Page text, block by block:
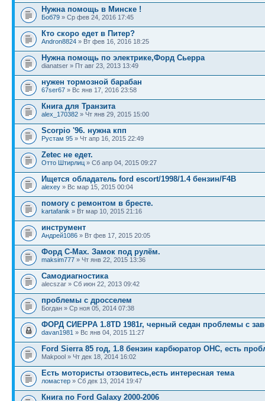
Нужна помощь в Минске !
Боб79 » Ср фев 24, 2016 17:45
Кто скоро едет в Питер?
Andron8824 » Вт фев 16, 2016 18:25
Нужна помощь по электрике,Форд Сьерра
dianatser » Пт авг 23, 2013 13:49
нужен тормозной барабан
67ser67 » Вс янв 17, 2016 23:58
Книга для Транзита
alex_170382 » Чт янв 29, 2015 15:00
Scorpio '96. нужна кпп
Рустам 95 » Чт апр 16, 2015 22:49
Zetec не едет.
Отто Штирлиц » Сб апр 04, 2015 09:27
Ищется обладатель ford escort/1998/1.4 бензин/F4B
alexey » Вс мар 15, 2015 00:04
помогу с ремонтом в бресте.
kartafanik » Вт мар 10, 2015 21:16
инструмент
Андрей1086 » Вт фев 17, 2015 20:05
Форд С-Max. Замок под рулём.
maksim777 » Чт янв 22, 2015 13:36
Самодиагностика
alecszar » Сб июн 22, 2013 09:42
проблемы с дросселем
Богдан » Ср ноя 05, 2014 07:38
ФОРД СИЕРРА 1.8TD 1981г, черный седан проблемы с
davan1981 » Вс янв 04, 2015 11:27
Ford Sierra 85 год, 1.8 бензин карбюратор OHC, есть
Makpool » Чт дек 18, 2014 16:02
Есть мотористы отзовитесь,есть интересная тема
ломастер » Сб дек 13, 2014 19:47
Книга по Ford Galaxy 2000-2006